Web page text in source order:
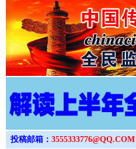
投稿邮箱： 3555333776@QQ.COM